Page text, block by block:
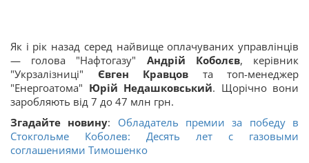
Як і рік назад серед найвище оплачуваних управлінців
— голова "Нафтогазу" Андрій Коболєв, керівник
"Укрзалізниці" Євген Кравцов та топ-менеджер
"Енергоатома" Юрій Недашковський. Щорічно вони
заробляють від 7 до 47 млн грн.
Згадайте новину: Обладатель премии за победу в
Стокгольме Коболев: Десять лет с газовыми
соглашениями Тимошенко